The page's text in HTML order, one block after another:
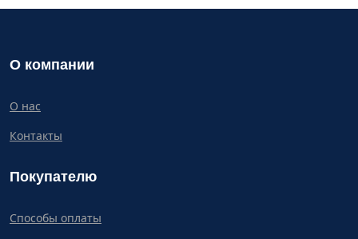
О компании
О нас
Контакты
Покупателю
Способы оплаты